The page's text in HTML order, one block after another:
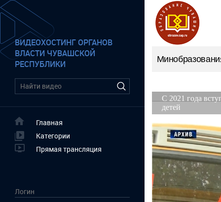
ВИДЕОХОСТИНГ ОРГАНОВ
ВЛАСТИ ЧУВАШСКОЙ
РЕСПУБЛИКИ
Главная
Категории
Прямая трансляция